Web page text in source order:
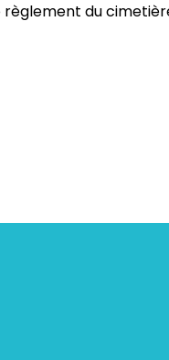
règlement du